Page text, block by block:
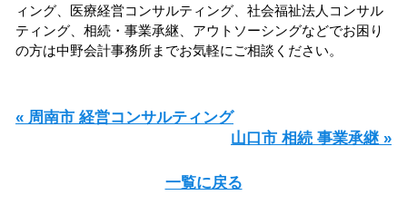
ィング、医療経営コンサルティング、社会福祉法人コンサル
ティング、相続・事業承継、アウトソーシングなどでお困り
の方は中野会計事務所までお気軽にご相談ください。
« 周南市 経営コンサルティング
山口市 相続 事業承継 »
一覧に戻る